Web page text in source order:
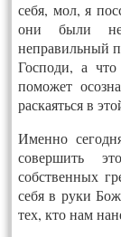
себя, мол, я
они были
неправильный
Господи, а
поможет
раскаяться в
Именно
совершить
собственных
себя в руки
тех, кто нам